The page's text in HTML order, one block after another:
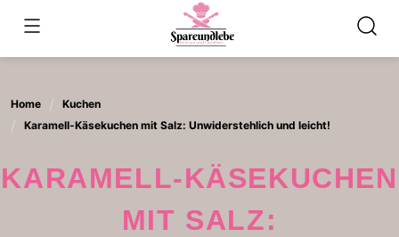
content
Home
Kuchen
Karamell-Käsekuchen mit Salz: Unwiderstehlich und leicht!
KARAMELL-KÄSEKUCHEN
MIT SALZ: